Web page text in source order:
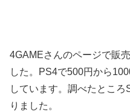
4GAMEさんのページで販
した。PS4で500円から
しています。調べたとこ
りました。